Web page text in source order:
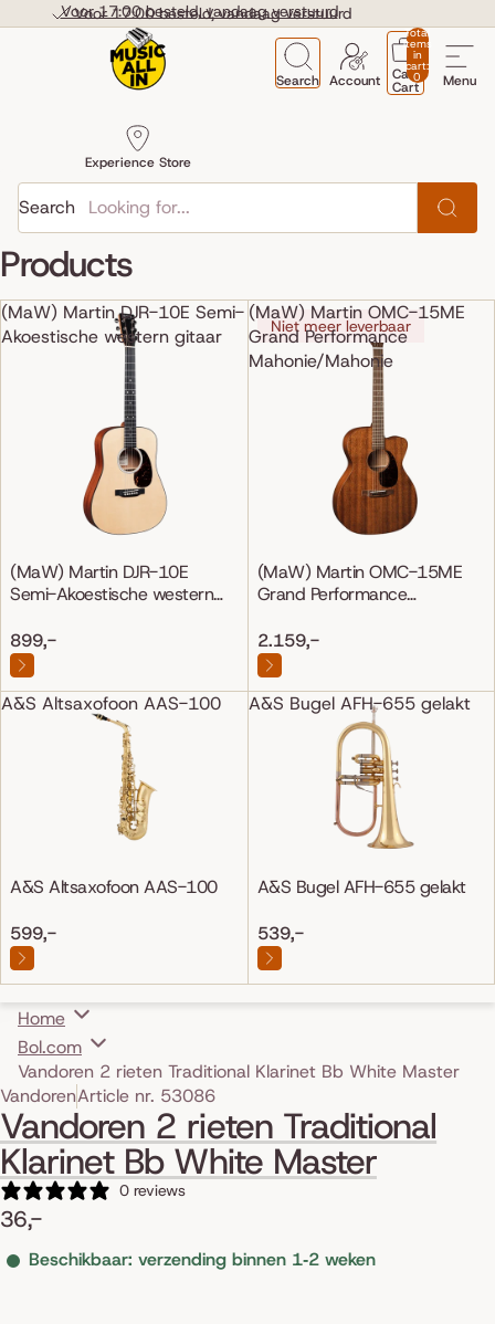
Voor 17:00 besteld, vandaag verstuurd
Voor 17:00 besteld, vandaag verstuurd
Menu
Search
Experience Store
Account
Total
items
in
cart:
0
Cart
Cart
Search
Products
(MaW) Martin DJR-10E Semi-
Akoestische western gitaar
(MaW) Martin DJR-10E
Semi-Akoestische western
899,-
(MaW) Martin OMC-15ME
Grand Performance
Mahonie/Mahonie
Niet meer leverbaar
(MaW) Martin OMC-15ME
Grand Performance
2.159,-
A&S Altsaxofoon AAS-100
A&S Altsaxofoon AAS-100
599,-
A&S Bugel AFH-655 gelakt
A&S Bugel AFH-655 gelakt
539,-
Home
Bol.com
Vandoren 2 rieten Traditional Klarinet Bb White Master
Skip to product information
VandorenArticle nr. 53086
Vandoren 2 rieten Traditional
Klarinet Bb White Master
0 reviews
36,-
Beschikbaar: verzending binnen 1‑2 weken